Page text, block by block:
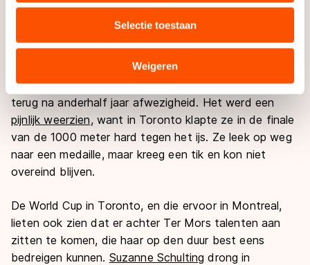
combineren met andere gegevens die u aan hen heeft
verstrekt of die zij hebben verzameld via hun services.
Sommige partners kunnen gegevens doorgeven aan
landen buiten de EU, zoals de VS, waar mogelijk geen
adequaat beschermingsniveau geldt volgens de GDPR.
Door op ‘Toestaan’ te klikken, stemt u in met deze
overdracht. Meer informatie vindt u in ons
cookiebeleid
Selectie toestaan
Weigeren
aan het eind van de competitie.
In de World Cups shorttrack keerde Jorien ter Mors
terug na anderhalf jaar afwezigheid. Het werd een
pijnlijk weerzien, want in Toronto klapte ze in de finale
van de 1000 meter hard tegen het ijs. Ze leek op weg
naar een medaille, maar kreeg een tik en kon niet
overeind blijven.
De World Cup in Toronto, en die ervoor in Montreal,
lieten ook zien dat er achter Ter Mors talenten aan
zitten te komen, die haar op den duur best eens
bedreigen kunnen. Suzanne Schulting drong in